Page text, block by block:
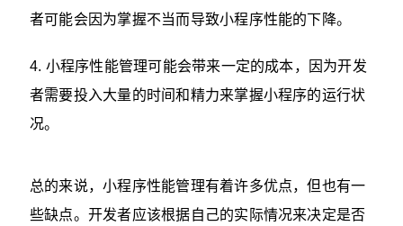
者可能会因为掌握不当而导致小程序性能的下降。
4. 小程序性能管理可能会带来一定的成本，因为开发
者需要投入大量的时间和精力来掌握小程序的运行状
况。
总的来说，小程序性能管理有着许多优点，但也有一
些缺点。开发者应该根据自己的实际情况来决定是否